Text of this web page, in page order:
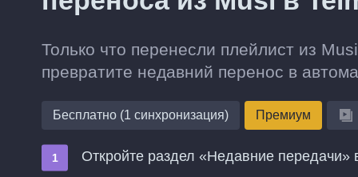
Только что перенесли плейлист из
превратите недавний перенос в
Бесплатно (1 синхронизация) Премиум
Откройте раздел «Недавние передачи»